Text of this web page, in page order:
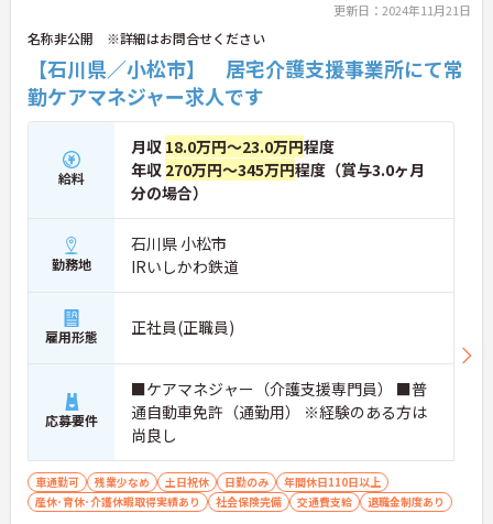
更新日：2024年11月21日
名称非公開 ※詳細はお問合せください
【石川県／小松市】 居宅介護支援事業所にて常
勤ケアマネジャー求人です
給料
月収 18.0万円～23.0万円程度
年収 270万円～345万円程度（賞与3.0ヶ月
分の場合）
勤務地
石川県 小松市
IRいしかわ鉄道
雇用形態 正社員(正職員)
応募要件
■ケアマネジャー（介護支援専門員） ■普
通自動車免許（通勤用） ※経験のある方は
尚良し
車通勤可 残業少なめ 土日祝休 日勤のみ
年間休日110日以上
産休･育休･介護休暇取得実績あり
社会保険完備 交通費支給 退職金制度あり